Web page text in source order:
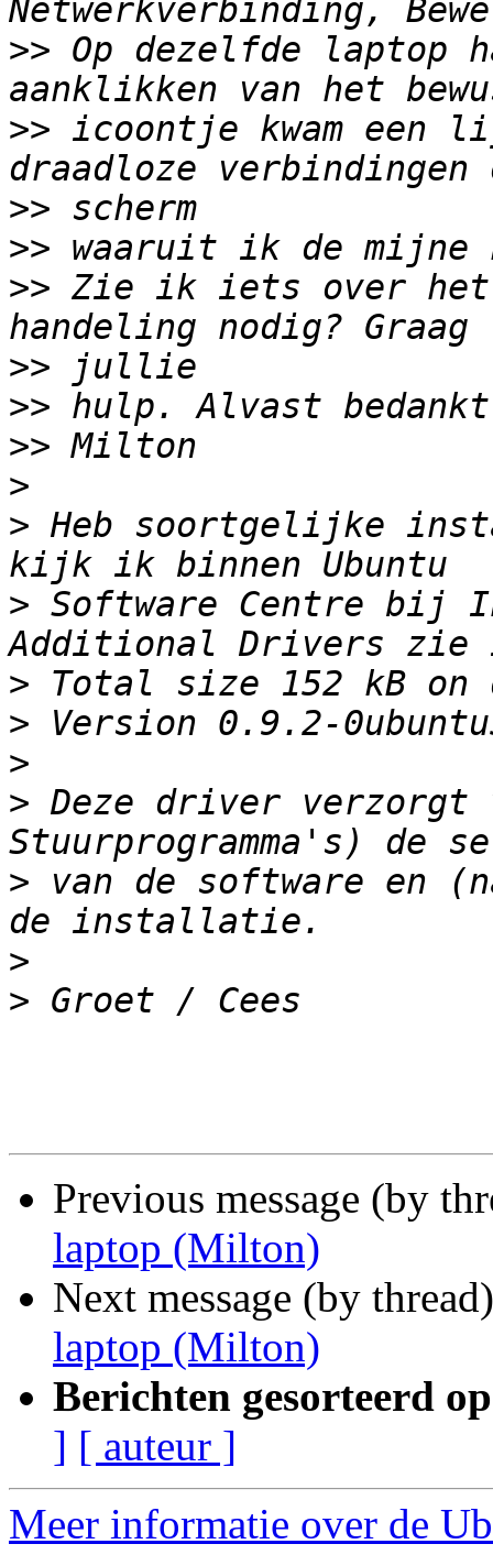
>> Op dezelfde laptop
>> icoontje kwam een
>>
>>
>> Zie ik iets over
>>
>>
>>
>
> Heb soortgelijke
> Software Centre bij
>
>
>
> Deze driver
> van de software en
>
>
Previous message (by
laptop (Milton)
Next message (by
laptop (Milton)
Berichten gesorteerd
] [ auteur ]
Meer informatie over de